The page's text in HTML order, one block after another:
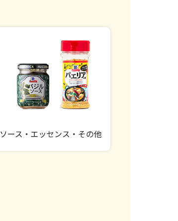
ソース・エッセンス・その他